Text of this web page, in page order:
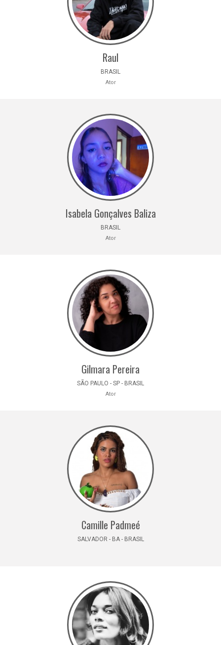
Raul
BRASIL
Ator
Isabela Gonçalves Baliza
BRASIL
Ator
Gilmara Pereira
SÃO PAULO - SP - BRASIL
Ator
Camille Padmeé
SALVADOR - BA - BRASIL